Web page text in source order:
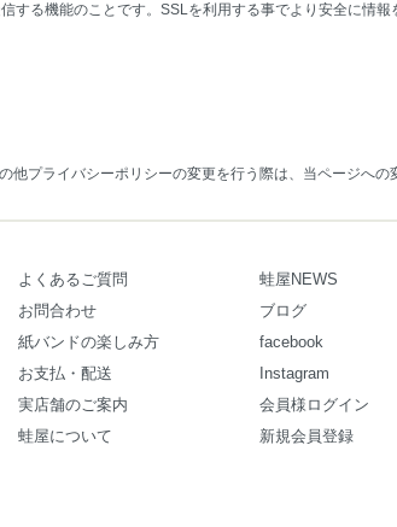
る機能のことです。SSLを利用する事でより安全に情報
プライバシーポリシーの変更を行う際は、当ページへの
よくあるご質問
お問合わせ
紙バンドの楽しみ方
お支払・配送
実店舗のご案内
蛙屋について
蛙屋NEWS
ブログ
facebook
Instagram
会員様ログイン
新規会員登録